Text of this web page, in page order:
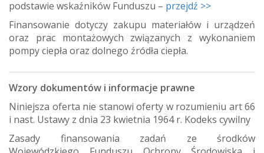
podstawie wskaźników Funduszu – przejdź >>
Finansowanie dotyczy zakupu materiałów i urządzeń
oraz prac montażowych związanych z wykonaniem
pompy ciepła oraz dolnego źródła ciepła.
Wzory dokumentów i informacje prawne
Niniejsza oferta nie stanowi oferty w rozumieniu art 66
i nast. Ustawy z dnia 23 kwietnia 1964 r. Kodeks cywilny
Zasady finansowania zadań ze środków